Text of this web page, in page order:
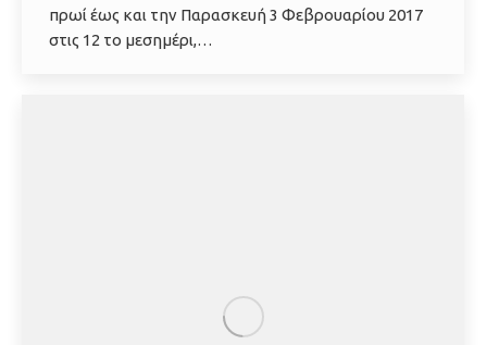
πρωί έως και την Παρασκευή 3 Φεβρουαρίου 2017
στις 12 το μεσημέρι,…